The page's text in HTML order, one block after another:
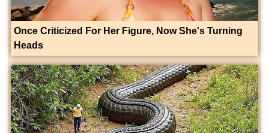
Once Criticized For Her Figure, Now She's Turning
Heads